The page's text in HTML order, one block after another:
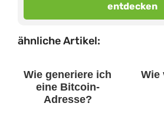
entdecken
ähnliche Artikel:
Wie generiere ich
eine Bitcoin-
Adresse?
Wie